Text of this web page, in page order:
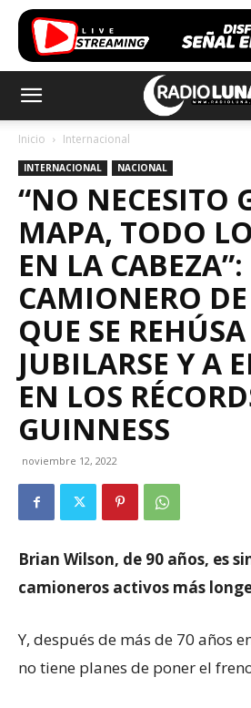
Inicio Internacional
INTERNACIONAL NACIONAL
“NO NECESITO
MAPA, TODO
EN LA CABEZA”:
CAMIONERO
QUE SE
JUBILARSE Y A
EN LOS
GUINNESS
noviembre 12, 2022
Brian Wilson, de 90 años, es
camioneros activos más
Y, después de más de 70 años
no tiene planes de poner el